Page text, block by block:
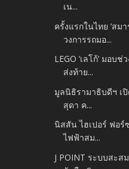
เน...
ครั้งแรกในไทย ‘สม
วงการรถมอ...
LEGO ‘เลโก้’ มอบ
ส่งท้าย...
มูลนิธิรามาธิบดีฯ เ
สุดา ค...
นิสสัน ไฮเปอร์ ฟอ
ไฟฟ้าสม...
J POINT ระบบสะ